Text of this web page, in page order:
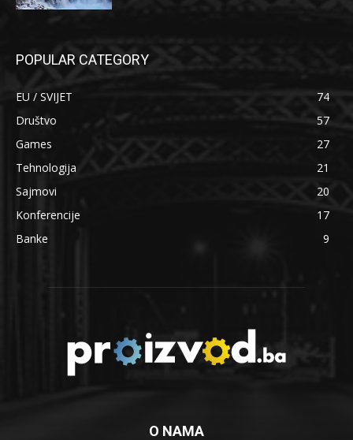
POPULAR CATEGORY
EU / SVIJET
74
Društvo
57
Games
27
Tehnologija
21
Sajmovi
20
Konferencije
17
Banke
9
O NAMA